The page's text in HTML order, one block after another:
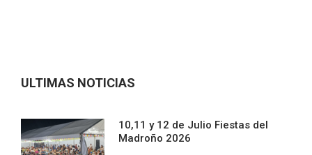
ULTIMAS NOTICIAS
10,11 y 12 de Julio Fiestas del
Madroño 2026